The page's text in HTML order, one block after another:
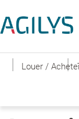
| Louer / |